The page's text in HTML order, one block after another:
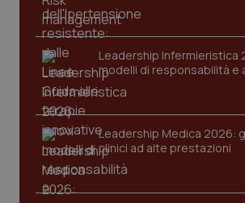
Tumore al seno
Tumore ovarico
Tumori del Polmone & Testa
Tumori gastrointestinali
Ulcera & Reflusso
Leadership Infermieristica
modelli di responsabilità e
Leadership Medica 2026:
clinici ad alte prestazioni
Necessari
sito web abilitandone funzionalità di
navigazione sulle pagine e l'accesso alle
protette del sito. Il sito web non è in
funzionare correttamente senza questi
Nome
VISITOR_PRIVACY_METADATA